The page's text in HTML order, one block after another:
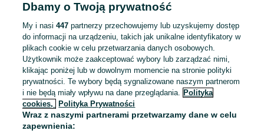
Staniszewo
Odświeżono dnia 04 sierpnia 2026
Dojarka do mleka konwiowa
bańkowa mobilna dla krów
krowy kóz METAL 30l
2 300 zł
Radgoszcz
Odświeżono dnia 04 sierpnia 2026
Dbamy o Twoją prywatność
My i nasi447 partnerzy przechowujemy lub uzyskujemy dostęp
do informacji na urządzeniu, takich jak unikalne identyfikatory w
plikach cookie w celu przetwarzania danych osobowych.
Użytkownik może zaakceptować wybory lub zarządzać nimi,
klikając poniżej lub w dowolnym momencie na stronie polityki
prywatności. Te wybory będą sygnalizowane naszym partnerom
i nie będą miały wpływu na dane przeglądania. Polityka
cookies,
Polityka Prywatności
Wraz z naszymi partnerami przetwarzamy dane w celu
zapewnienia: